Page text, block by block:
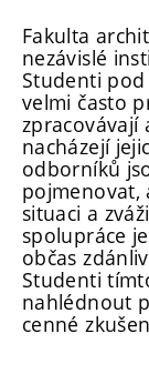
Fakulta
nezávislé
Studenti
velmi často
zpracovávají
nacházejí
odborníků
pojmenovat,
situaci a
spolupráce
občas
Studenti
nahlédnout
cenné